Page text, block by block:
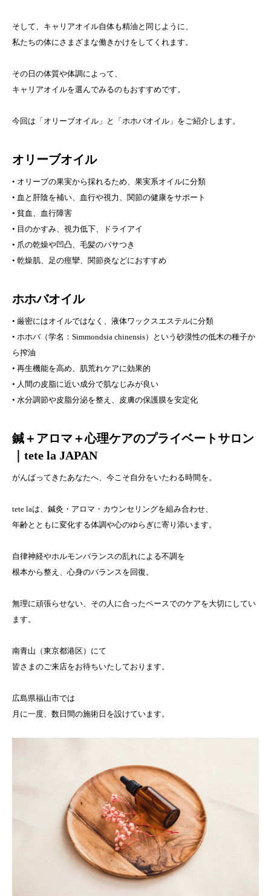
そして、キャリアオイル自体も精油と同じように、
私たちの体にさまざまな働きかけをしてくれます。
その日の体質や体調によって、
キャリアオイルを選んでみるのもおすすめです。
今回は「オリーブオイル」と「ホホバオイル」をご紹介します。
オリーブオイル
• オリーブの果実から採れるため、果実系オイルに分類
• 血と肝陰を補い、血行や視力、関節の健康をサポート
• 貧血、血行障害
• 目のかすみ、視力低下、ドライアイ
• 爪の乾燥や凹凸、毛髪のパサつき
• 乾燥肌、足の痙攣、関節炎などにおすすめ
ホホバオイル
• 厳密にはオイルではなく、液体ワックスエステルに分類
• ホホバ（学名：Simmondsia chinensis）という砂漠性の低木の種子か
ら搾油
• 再生機能を高め、肌荒れケアに効果的
• 人間の皮脂に近い成分で肌なじみが良い
• 水分調節や皮脂分泌を整え、皮膚の保護膜を安定化
鍼＋アロマ＋心理ケアのプライベートサロン
｜tete la JAPAN
がんばってきたあなたへ、今こそ自分をいたわる時間を。
tete laは、鍼灸・アロマ・カウンセリングを組み合わせ、
年齢とともに変化する体調や心のゆらぎに寄り添います。
自律神経やホルモンバランスの乱れによる不調を
根本から整え、心身のバランスを回復。
無理に頑張らせない、その人に合ったペースでのケアを大切にしてい
ます。
南青山（東京都港区）にて
皆さまのご来店をお待ちいたしております。
広島県福山市では
月に一度、数日間の施術日を設けています。